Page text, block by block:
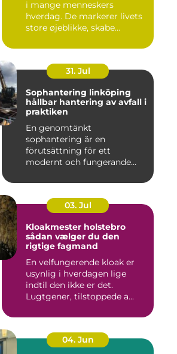
i mange menneskers
hverdag. De markerer livets
store øjeblikke, skabe...
31. Jul
Sophantering linköping
hållbar hantering av avfall i
praktiken
En genomtänkt
sophantering är en
förutsättning för ett
modernt och fungerande
03. Jul
Kloakmester holstebro
sådan vælger du den
rigtige fagmand
En velfungerende kloak er
usynlig i hverdagen lige
indtil den ikke er det.
Lugtgener, tilstoppede a...
04. Jun